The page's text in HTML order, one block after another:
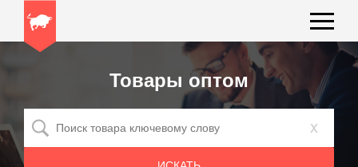
Товары оптом
x